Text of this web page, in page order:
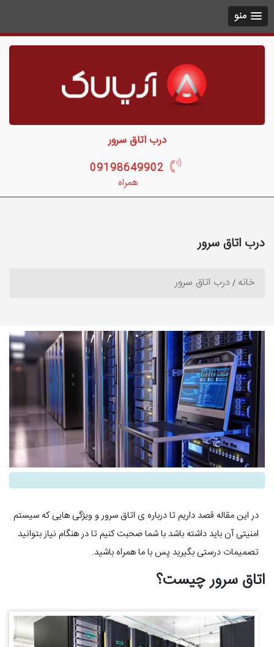
منو
درب اتاق سرور
09198649902
همراه
درب اتاق سرور
خانه درب اتاق سرور
در این مقاله قصد داریم تا درباره ی اتاق سرور و ویژگی هایی که سیستم
امنیتی آن باید داشته باشد با شما صحبت کنیم تا در هنگام نیاز بتوانید
تصمیمات درستی بگیرید پس با ما همراه باشید.
اتاق سرور چیست؟